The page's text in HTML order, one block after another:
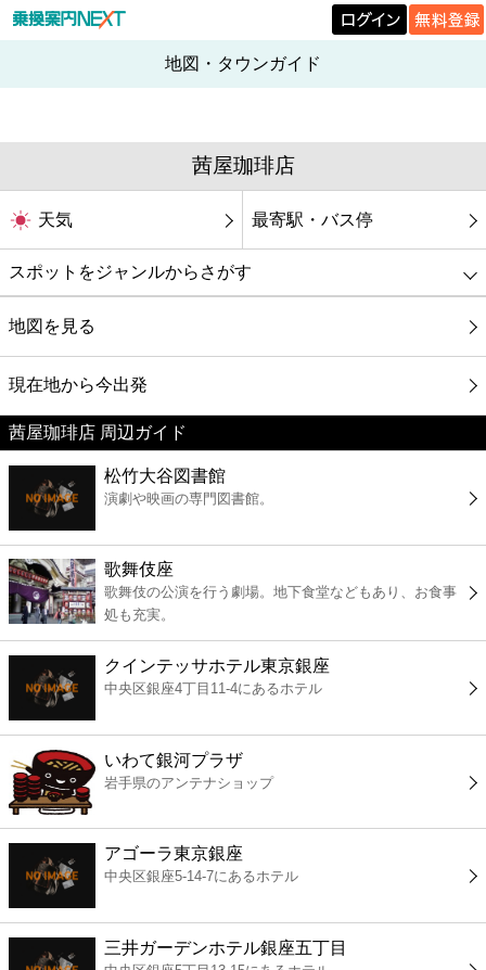
地図・タウンガイド
茜屋珈琲店
天気 最寄駅・バス停
スポットをジャンルからさがす
グルメ
映画
美容
コンビニ
薬局
スーパー
エンタメ
レジャー
書店
ファミレス
地図を見る
現在地から今出発
茜屋珈琲店 周辺ガイド
松竹大谷図書館
演劇や映画の専門図書館。
歌舞伎座
歌舞伎の公演を行う劇場。地下食堂などもあり、お食事
処も充実。
クインテッサホテル東京銀座
中央区銀座4丁目11-4にあるホテル
いわて銀河プラザ
岩手県のアンテナショップ
アゴーラ東京銀座
中央区銀座5-14-7にあるホテル
三井ガーデンホテル銀座五丁目